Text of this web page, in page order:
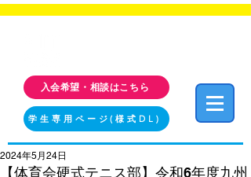
入会希望・相談はこちら
学生専用ページ(様式DL)
【体育会硬式テニス部】令和6年度九州
2024年5月24日